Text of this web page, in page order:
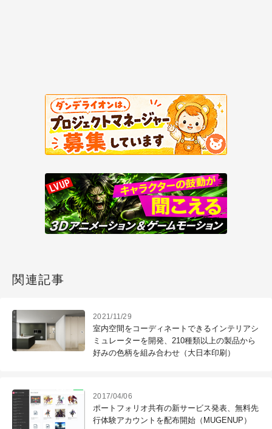
関連記事
2021/11/29
室内空間をコーディネートできるインテリアシ
ミュレーターを開発、210種類以上の製品から
好みの色柄を組み合わせ（大日本印刷）
2017/04/06
ポートフォリオ共有の新サービス発表、無料先
行体験アカウントを配布開始（MUGENUP）